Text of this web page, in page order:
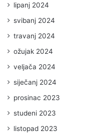
lipanj 2024
svibanj 2024
travanj 2024
ožujak 2024
veljača 2024
siječanj 2024
prosinac 2023
studeni 2023
listopad 2023